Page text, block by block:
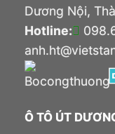
Dương Nội,
Hotline:
Ô TÔ ÚT